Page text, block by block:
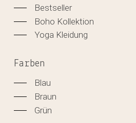
Bestseller
Boho Kollektion
Yoga Kleidung
Farben
Blau
Braun
Grün